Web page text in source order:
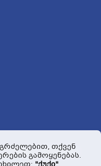
თბილისი,
თქვენ
გამოყენებას.